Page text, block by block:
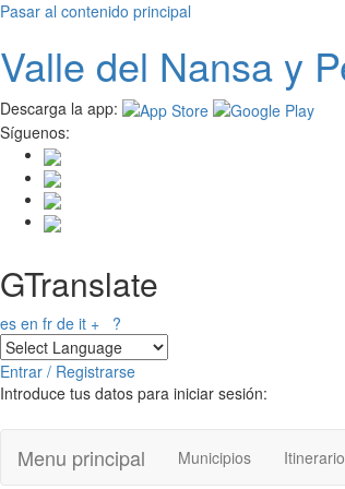
Pasar al contenido principal
Valle del Nansay
Descarga la app:
Síguenos:
GTranslate
es en fr de it + ?
Entrar / Registrarse
Introduce tus datos para iniciar sesión:
Menu principal Municipios